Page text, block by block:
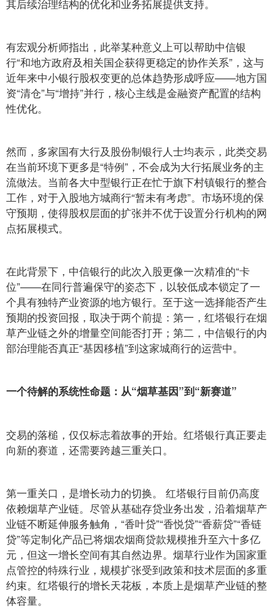
其后续治理结构的优化和业务拓展提供支持。
有宏观分析师指出，此举某种意义上可以帮助中信银
行“和地方政府及相关国企获得更稳定的协作关系”，这与
近年来中小银行股权变更的总体趋势形成呼应——地方国
资“清仓”与“增持”并行，核心主线是金融资产配置的结构
性优化。
然而，多家国有大行及股份制银行人士均表示，此类交易
在当前环境下更多是“特例”，不会成为大行拓展业务的主
流做法。当前各大中型银行正在忙于旗下村镇银行的整合
工作，对于入股地方城商行“暂未有考虑”。市场环境的保
守预期，使得股权层面的扩张并不优于设置分行机构的网
点拓展模式。
在此背景下，中信银行的此次入股更像一次精准的“卡
位”——在同行普遍保守的姿态下，以较低成本锁定了一
个具有独特产业资源的地方银行。至于这一选择能否产生
预期的投资回报，取决于两个前提：第一，红塔银行在烟
草产业链之外的增量空间能否打开；第二，中信银行的内
部治理能否真正“基因移植”到这家城商行的运营中。
一个待解的系统性命题：从“烟草基因”到“新赛道”
交易的落槌，仅仅标志着故事的开始。红塔银行真正要走
向新的赛道，还需要跨越三重关口。
第一重关口，是增长动力的切换。 红塔银行目前仍高度
依赖烟草产业链。尽管从基础存贷业务出发，沿着烟草产
业链不断延伸服务触角，“香叶贷”“香悦贷”“香薪贷”“香链
贷”等定制化产品已将烟农烟商贷款规模推升至六十多亿
元，但这一增长空间有其自然边界。烟草行业作为国家重
点管控的特殊行业，规模扩张受到政策和技术层面的多重
约束。红塔银行的增长天花板，本质上是烟草产业链的整
体容量。